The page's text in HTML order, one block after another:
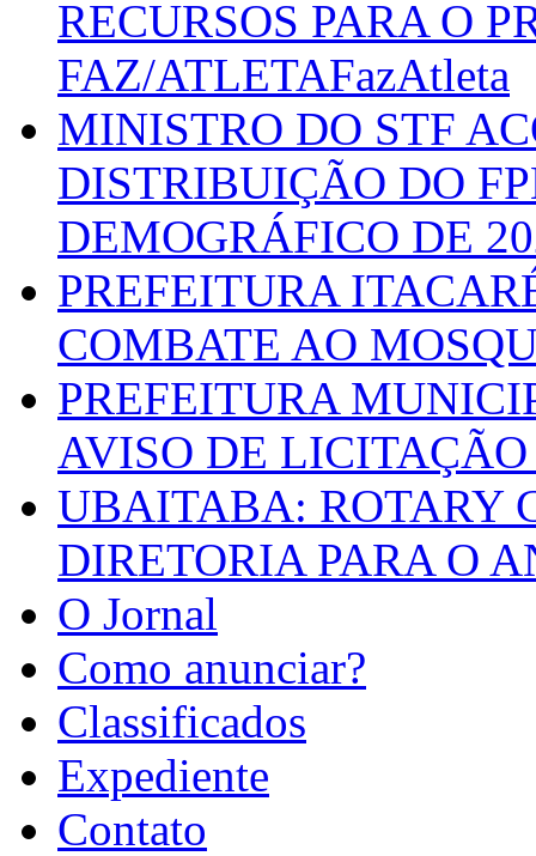
RECURSOS PARA O
FAZ/ATLETAFazAtleta
MINISTRO DO STF
DISTRIBUIÇÃO DO
DEMOGRÁFICO DE
PREFEITURA
COMBATE AO
PREFEITURA
AVISO DE LICITAÇÃO
UBAITABA: ROTARY
DIRETORIA PARA O
O Jornal
Como anunciar?
Classificados
Expediente
Contato